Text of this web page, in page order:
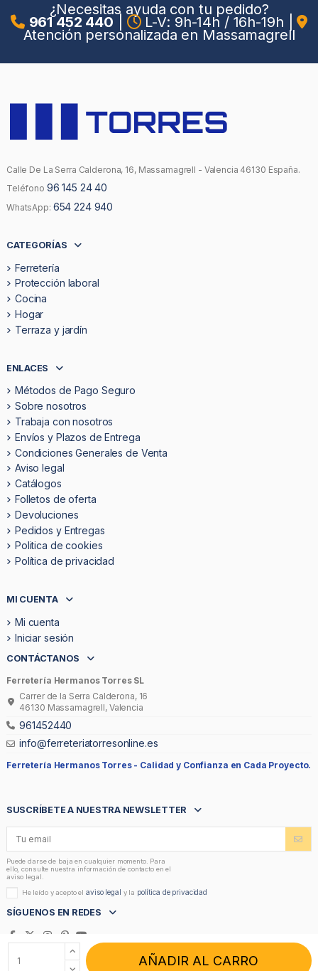
AÑADIR AL CARRO
¿Necesitas ayuda con tu pedido?
961 452 440 L-V: 9h-14h / 16h-19h
Atención personalizada en Massamagrell
Calle De La Serra Calderona, 16, Massamagrell - Valencia 46130 España.
Teléfono 96 145 24 40
WhatsApp: 654 224 940
CATEGORÍAS
Ferretería
Protección laboral
Cocina
Hogar
Terraza y jardín
ENLACES
Métodos de Pago Seguro
Sobre nosotros
Trabaja con nosotros
Envíos y Plazos de Entrega
Condiciones Generales de Venta
Aviso legal
Catálogos
Folletos de oferta
Devoluciones
Pedidos y Entregas
Politica de cookies
Política de privacidad
MI CUENTA
Mi cuenta
Iniciar sesión
CONTÁCTANOS
Ferretería Hermanos Torres SL
Carrer de la Serra Calderona, 16
46130 Massamagrell, Valencia
961452440
info@ferreteriatorresonline.es
Ferretería Hermanos Torres - Calidad y Confianza en Cada Proyecto.
SUSCRÍBETE A NUESTRA NEWSLETTER
Puede darse de baja en cualquier momento. Para
ello, consulte nuestra información de contacto en el
aviso legal.
He leído y acepto elaviso legal y la política de privacidad
SÍGUENOS EN REDES